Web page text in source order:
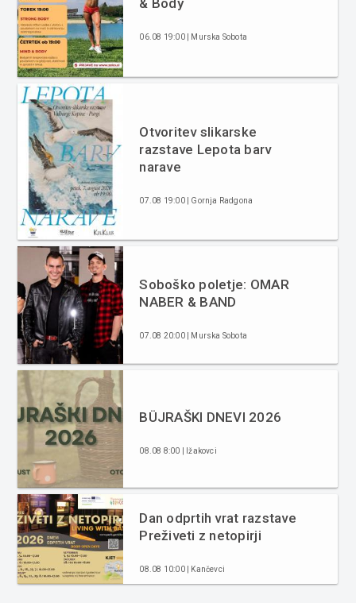
06.08 19:00 | Murska Sobota
Otvoritev slikarske
razstave Lepota barv
narave
07.08 19:00 | Gornja Radgona
Soboško poletje: OMAR
NABER & BAND
07.08 20:00 | Murska Sobota
BÜJRAŠKI DNEVI 2026
08.08 8:00 | Ižakovci
Dan odprtih vrat razstave
Preživeti z netopirji
08.08 10:00 | Kančevci